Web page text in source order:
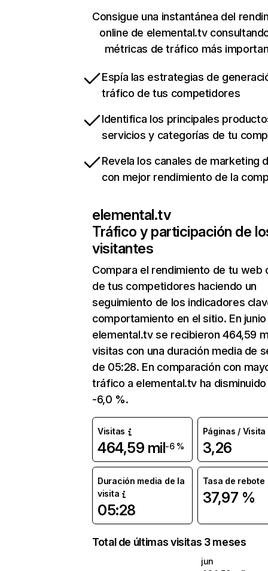
Consigue una instantánea del
online de elemental.tv
métricas de tráfico más
Espía las estrategias de
tráfico de tus competidores
Identifica los principales
servicios y categorías de tu
Revela los canales de marketing
con mejor rendimiento de la
elemental.tv
Tráfico y participación de
visitantes
Compara el rendimiento de tu web
de tus competidores haciendo un
seguimiento de los indicadores
comportamiento en el sitio. En junio
elemental.tv se recibieron 464,59
visitas con una duración media de
de 05:28. En comparación con
tráfico a elemental.tv ha
-6,0 %.
Visitas
464,59 mil-6 %
Páginas / Visita
3,26
Duración media de la
visita
05:28
Tasa de rebote
37,97 %
Total de últimas visitas 3 meses
jun